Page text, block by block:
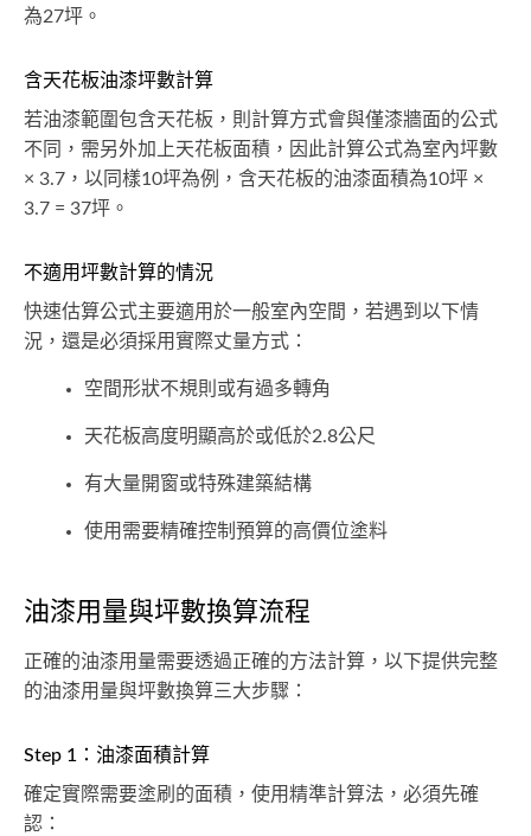
為27坪。
含天花板油漆坪數計算
若油漆範圍包含天花板，則計算方式會與僅漆牆面的公式
不同，需另外加上天花板面積，因此計算公式為室內坪數
× 3.7，以同樣10坪為例，含天花板的油漆面積為10坪 ×
3.7 = 37坪。
不適用坪數計算的情況
快速估算公式主要適用於一般室內空間，若遇到以下情
況，還是必須採用實際丈量方式：
空間形狀不規則或有過多轉角
天花板高度明顯高於或低於2.8公尺
有大量開窗或特殊建築結構
使用需要精確控制預算的高價位塗料
油漆用量與坪數換算流程
正確的油漆用量需要透過正確的方法計算，以下提供完整
的油漆用量與坪數換算三大步驟：
Step 1：油漆面積計算
確定實際需要塗刷的面積，使用精準計算法，必須先確
認：